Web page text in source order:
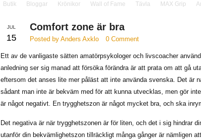
Butik Bloggar Krönikor Wall of Fame Tävla MAX Grip
JUL
15
Comfort zone är bra
Posted by Anders Axklo 0 Comment
Ett av de vanligaste sätten amatörpsykologer och livscoacher
anledning ser sig manad att försöka förändra är att prata om att gå
eftersom det anses lite mer påläst att inte använda svenska. Det är
sådant man inte är bekväm med för att kunna utvecklas, men gör
är något negativt. En trygghetszon är något mycket bra, och ska
Det negativa är när trygghetszonen är för liten, och det i sig hindrar
utanför din bekvämlighetszon tillräckligt många gånger är nämligen